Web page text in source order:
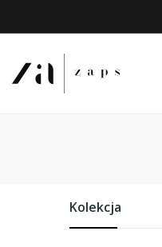
Kolekcja